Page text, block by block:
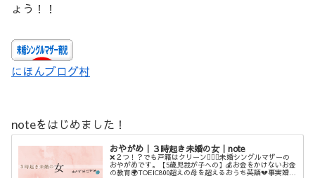
ょう！！
にほんブログ村
noteをはじめました！
おやがめ｜３時起き未婚の女｜note
❌２つ！？でも戸籍はクリーン💁‍♀️✨未婚シングルマザーの
おやがめです。【5歳児我が子への】💰お金をかけないお金
の教育🌍TOEIC800超えの母を超えるおうち英語💔事実婚💔